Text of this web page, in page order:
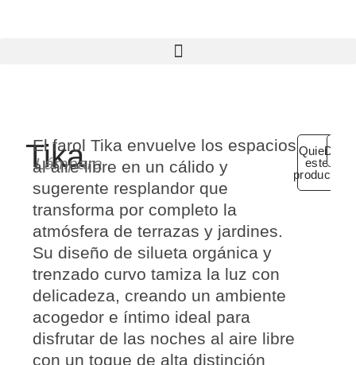
Tika
Lámpara
El farol Tika envuelve los espacios
al aire libre en un cálido y
sugerente resplandor que
transforma por completo la
atmósfera de terrazas y jardines.
Su diseño desilueta orgánica y
trenzado curvo tamiza la luz con
delicadeza, creando un ambiente
acogedor e íntimo ideal para
disfrutar de las noches al aire libre
con un toque de alta distinción
Quiero
este
producto